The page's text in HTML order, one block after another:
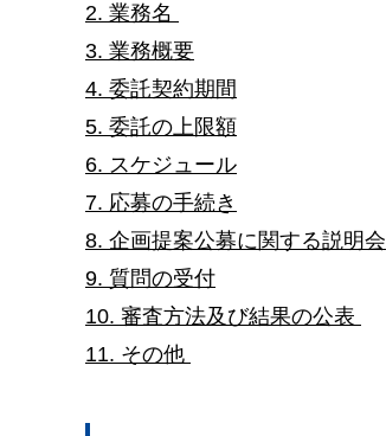
2. 業務名
3. 業務概要
4. 委託契約期間
5. 委託の上限額
6. スケジュール
7. 応募の手続き
8. 企画提案公募に関する説明会
9. 質問の受付
10. 審査方法及び結果の公表
11. その他